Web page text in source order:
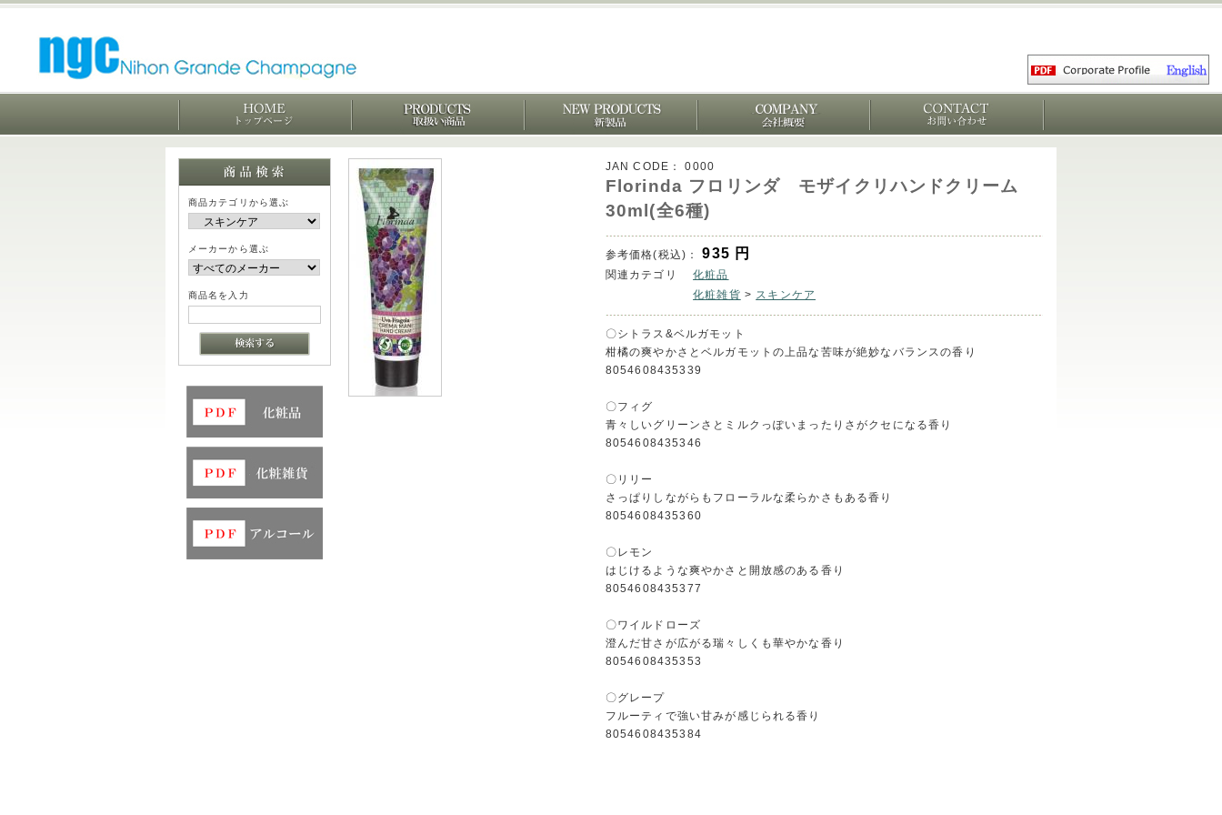
商品カテゴリから選ぶ
メーカーから選ぶ
商品名を入力
JAN CODE：0000
Florinda フロリンダ モザイクリハンドクリーム
30ml(全6種)
参考価格(税込)：935 円
関連カテゴリ
化粧品
化粧雑貨 > スキンケア
〇シトラス&ベルガモット
柑橘の爽やかさとベルガモットの上品な苦味が絶妙なバランスの香り
8054608435339
〇フィグ
青々しいグリーンさとミルクっぽいまったりさがクセになる香り
8054608435346
〇リリー
さっぱりしながらもフローラルな柔らかさもある香り
8054608435360
〇レモン
はじけるような爽やかさと開放感のある香り
8054608435377
〇ワイルドローズ
澄んだ甘さが広がる瑞々しくも華やかな香り
8054608435353
〇グレープ
フルーティで強い甘みが感じられる香り
8054608435384